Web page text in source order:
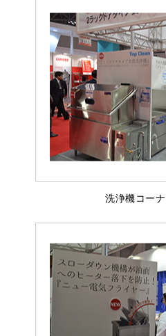
洗浄機コー